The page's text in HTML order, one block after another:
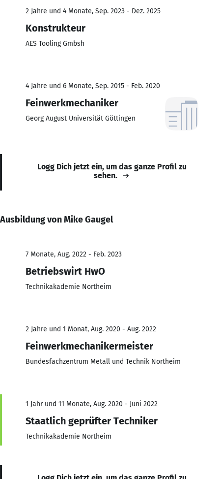
2 Jahre und 4 Monate, Sep. 2023 - Dez. 2025
Konstrukteur
AES Tooling Gmbsh
4 Jahre und 6 Monate, Sep. 2015 - Feb. 2020
Feinwerkmechaniker
Georg August Universität Göttingen
Logg Dich jetzt ein, um das ganze Profil zu
sehen.
Ausbildung von Mike Gaugel
7 Monate, Aug. 2022 - Feb. 2023
Betriebswirt HwO
Technikakademie Northeim
2 Jahre und 1 Monat, Aug. 2020 - Aug. 2022
Feinwerkmechanikermeister
Bundesfachzentrum Metall und Technik Northeim
1 Jahr und 11 Monate, Aug. 2020 - Juni 2022
Staatlich geprüfter Techniker
Technikakademie Northeim